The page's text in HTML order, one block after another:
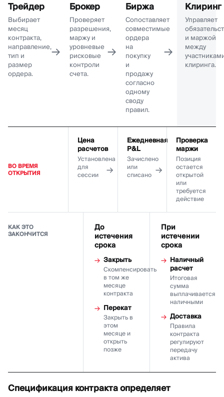
Трейдер
Выбирает
месяц
контракта,
направление,
тип и
размер
ордера.
→
Брокер
Проверяет
разрешения,
маржу и
уровневые
рисковые
контроли
счета.
→
Биржа
Сопоставляет
совместимые
ордера
на
покупку
и
продажу
согласно
одному
своду
правил.
→
Клиринг
Управляет
и маржой
между
клиринга.
ВО ВРЕМЯ
ОТКРЫТИЯ
Цена
расчетов
Установлена
для
сессии
Ежедневная
P&L
Зачислено
или
списано
Проверка
маржи
Позиция
остается
открытой
или
требуется
действие
КАК ЭТО
ЗАКОНЧИТСЯ
До
истечения
срока
Закрыть
Скомпенсировать
в том же
месяце
контракта
Перекат
Закрыть в
этом
месяце и
открыть
позже
При
истечении
срока
Наличный
расчет
Итоговая
сумма
выплачивается
наличными
Доставка
Правила
контракта
регулируют
передачу
актива
Спецификация контракта определяет